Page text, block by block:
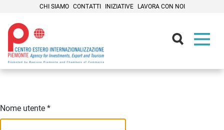
CHI SIAMO CONTATTI INIZIATIVE LAVORA CON NOI
Nome utente *